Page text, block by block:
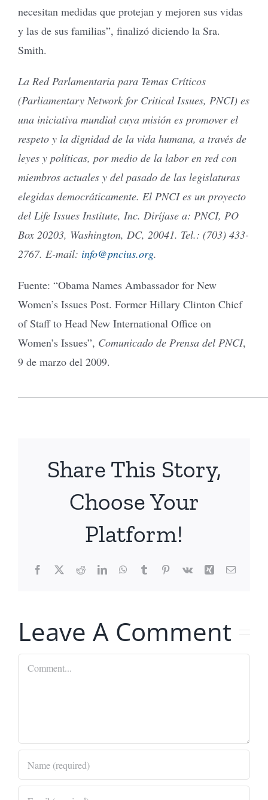
necesitan medidas que protejan y mejoren sus vidas
y las de sus familias”, finalizó diciendo la Sra.
Smith.
La Red Parlamentaria para Temas Críticos
(Parliamentary Network for Critical Issues, PNCI) es
una iniciativa mundial cuya misión es promover el
respeto y la dignidad de la vida humana, a través de
leyes y políticas, por medio de la labor en red con
miembros actuales y del pasado de las legislaturas
elegidas democráticamente. El PNCI es un proyecto
del Life Issues Institute, Inc. Diríjase a: PNCI, PO
Box 20203, Washington, DC, 20041. Tel.: (703) 433-
2767. E-mail: info@pncius.org.
Fuente: “Obama Names Ambassador for New
Women’s Issues Post. Former Hillary Clinton Chief
of Staff to Head New International Office on
Women’s Issues”, Comunicado de Prensa del PNCI,
9 de marzo del 2009.
Share This Story,
Choose Your
Platform!
Facebook
X RedditLinkedInWhatsApp
TumblrPinterest
Vk Xing Email
Leave A Comment
Comment